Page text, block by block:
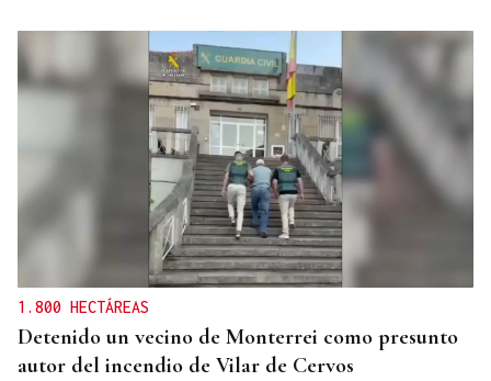
1.800 HECTÁREAS
Detenido un vecino de Monterrei como presunto
autor del incendio de Vilar de Cervos